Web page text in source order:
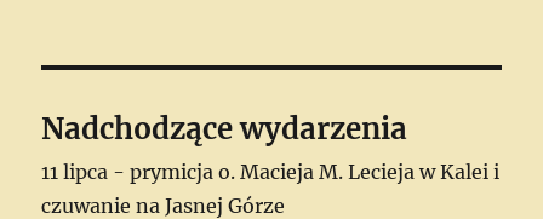
Nadchodzące wydarzenia
11 lipca - prymicja o. Macieja M. Lecieja w Kalei i
czuwanie na Jasnej Górze